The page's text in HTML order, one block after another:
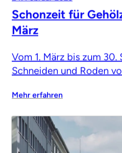
Schonzeit für
März
Vom 1. März bis zum
Schneiden und Roden
Mehr erfahren